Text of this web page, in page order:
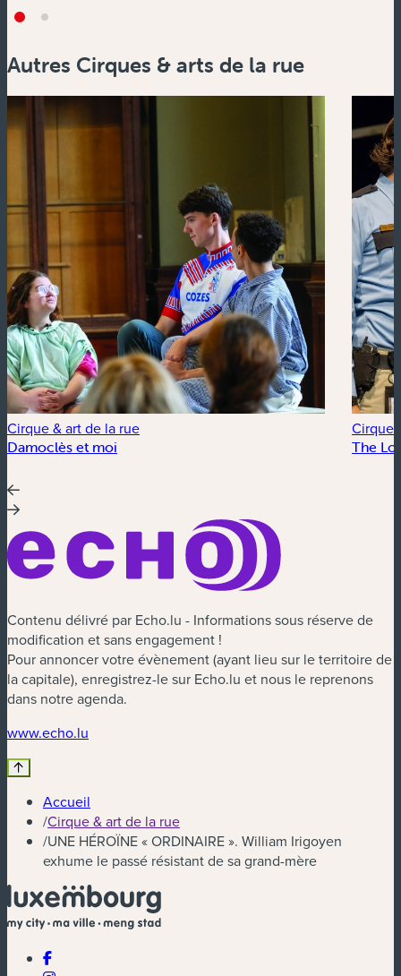
Autres Cirques & arts de la rue
Cirque & art de la rue
Damoclès et moi
Cirque
The
Contenu délivré par Echo.lu - Informations sous réserve de
modification et sans engagement !
Pour annoncer votre évènement (ayant lieu sur le territoire de
la capitale), enregistrez-le sur Echo.lu et nous le reprenons
dans notre agenda.
www.echo.lu
Accueil
/Cirque & art de la rue
/UNE HÉROÏNE « ORDINAIRE ». William Irigoyen
exhume le passé résistant de sa grand-mère